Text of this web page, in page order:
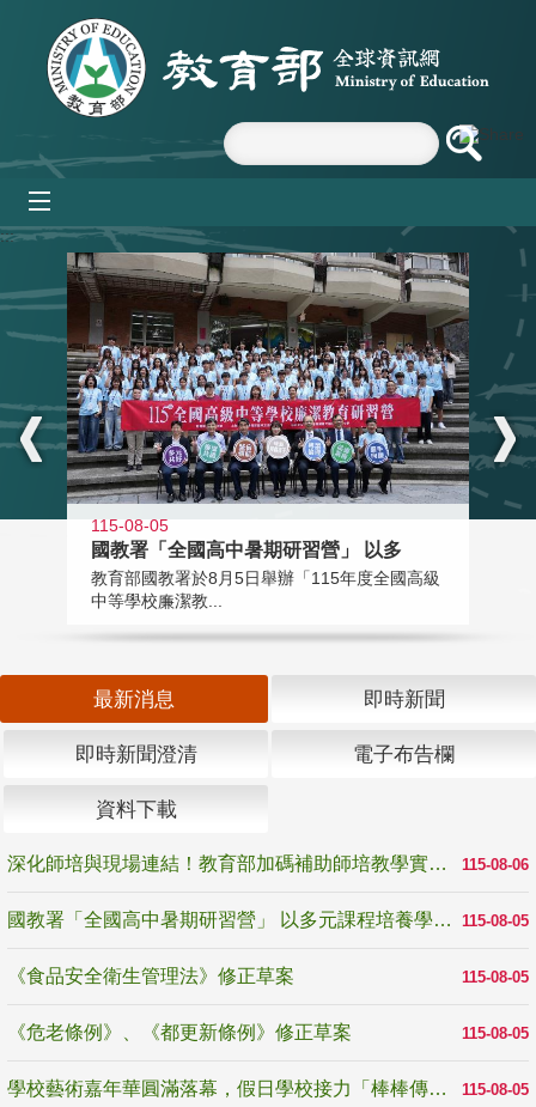
跳到主要內容區塊
:::
115-08-05
國教署「全國高中暑期研習營」 以多
教育部國教署於8月5日舉辦「115年度全國高級
中等學校廉潔教...
最新消息 即時新聞
即時新聞澄清 電子布告欄
資料下載
115-08-06
深化師培與現場連結！教育部加碼補助師培教學實踐研究 10月師培國際研討會交流教學實踐經驗
115-08-05
國教署「全國高中暑期研習營」 以多元課程培養學生瞭解誠信專業與倫理價值
115-08-05
《食品安全衛生管理法》修正草案
115-08-05
《危老條例》、《都更新條例》修正草案
115-08-05
學校藝術嘉年華圓滿落幕，假日學校接力「棒棒傳美感」